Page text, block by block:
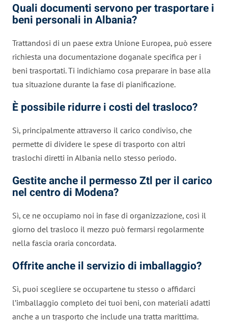
Quali documenti servono per trasportare i
beni personali in Albania?
Trattandosi di un paese extra Unione Europea, può essere
richiesta una documentazione doganale specifica per i
beni trasportati. Ti indichiamo cosa preparare in base alla
tua situazione durante la fase di pianificazione.
È possibile ridurre i costi del trasloco?
Sì, principalmente attraverso il carico condiviso, che
permette di dividere le spese di trasporto con altri
traslochi diretti in Albania nello stesso periodo.
Gestite anche il permesso Ztl per il carico
nel centro di Modena?
Sì, ce ne occupiamo noi in fase di organizzazione, così il
giorno del trasloco il mezzo può fermarsi regolarmente
nella fascia oraria concordata.
Offrite anche il servizio di imballaggio?
Sì, puoi scegliere se occupartene tu stesso o affidarci
l’imballaggio completo dei tuoi beni, con materiali adatti
anche a un trasporto che include una tratta marittima.